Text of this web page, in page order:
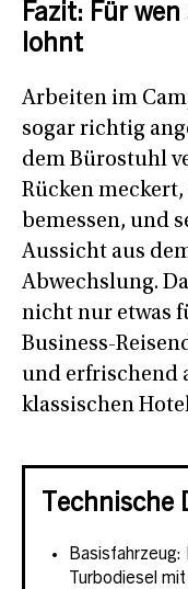
Fazit: Für
lohnt
Arbeiten im
sogar richtig
dem Bürostuhl
Rücken
bemessen, und
Aussicht aus
Abwechslung.
nicht nur etwas
Business-
und erfrischend
klassischen
Technische
Basisfahrzeug:
Turbodiesel